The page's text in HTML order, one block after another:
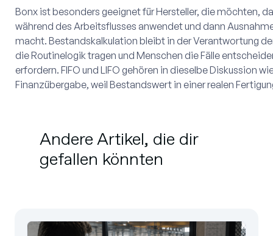
Bonx ist besonders geeignet für Hersteller, die möchten,
während des Arbeitsflusses anwendet und dann
macht. Bestandskalkulation bleibt in der Verantwortung
die Routinelogik tragen und Menschen die Fälle
erfordern. FIFO und LIFO gehören in dieselbe Diskussion
Finanzübergabe, weil Bestandswert in einer realen
Andere Artikel, die dir
gefallen könnten